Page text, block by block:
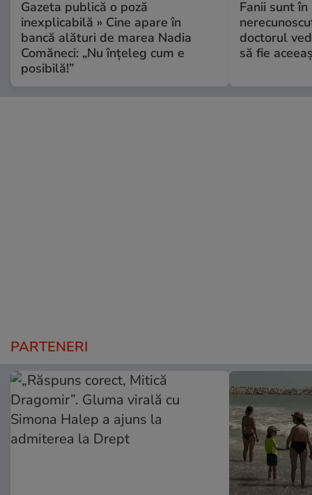
Gazeta publică o poză
inexplicabilă » Cine apare în
bancă alături de marea Nadia
Comăneci: „Nu înțeleg cum e
posibilă!”
Fanii sunt în
doctorul
să fie
PARTENERI